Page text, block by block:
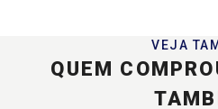
VEJA
QUEM